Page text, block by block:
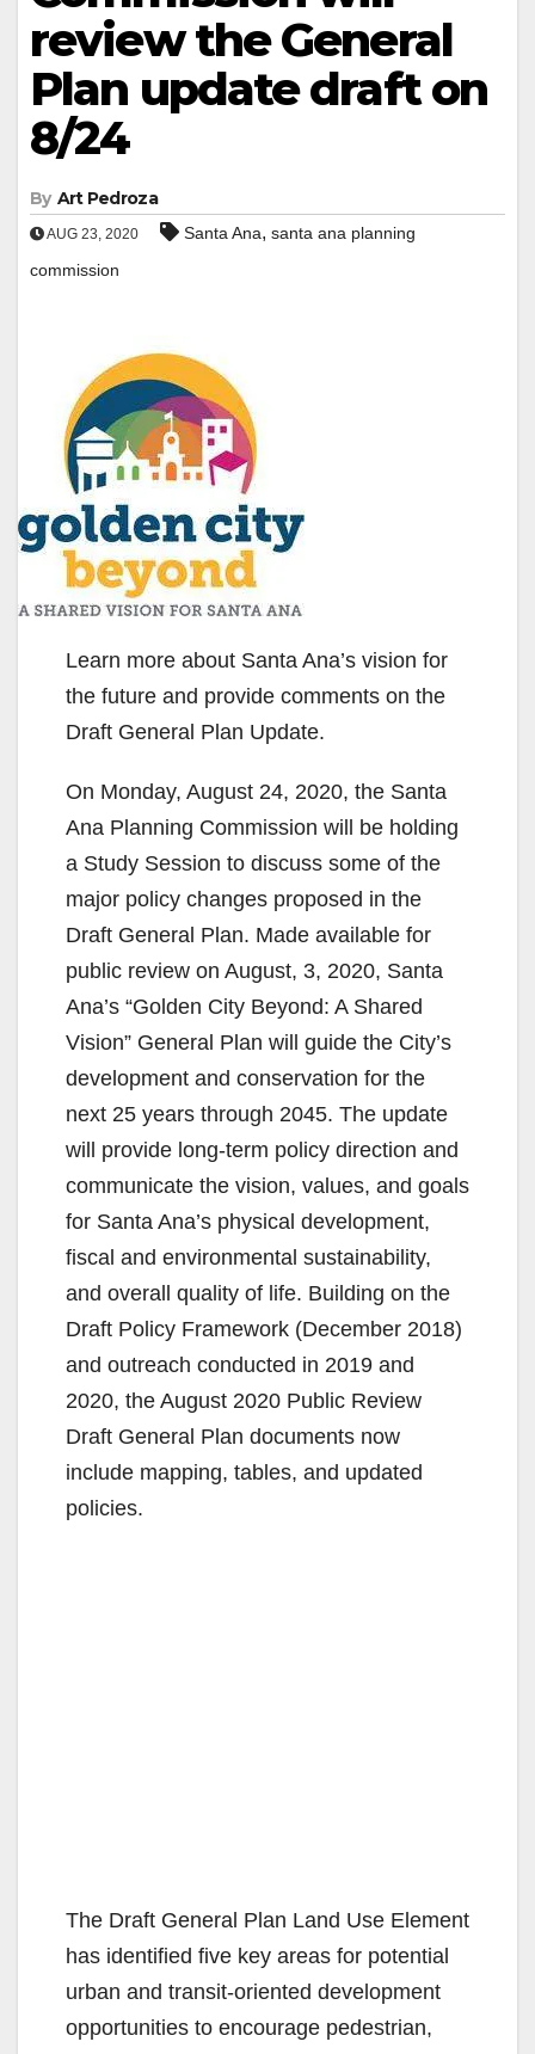
review the General
Plan update draft on
8/24
By Art Pedroza
AUG 23, 2020 Santa Ana, santa ana planning
commission
Learn more about Santa Ana’s vision for
the future and provide comments on the
Draft General Plan Update.
On Monday, August 24, 2020, the Santa
Ana Planning Commission will be holding
a Study Session to discuss some of the
major policy changes proposed in the
Draft General Plan. Made available for
public review on August, 3, 2020, Santa
Ana’s “Golden City Beyond: A Shared
Vision” General Plan will guide the City’s
development and conservation for the
next 25 years through 2045. The update
will provide long-term policy direction and
communicate the vision, values, and goals
for Santa Ana’s physical development,
fiscal and environmental sustainability,
and overall quality of life. Building on the
Draft Policy Framework (December 2018)
and outreach conducted in 2019 and
2020, the August 2020 Public Review
Draft General Plan documents now
include mapping, tables, and updated
policies.
The Draft General Plan Land Use Element
has identified five key areas for potential
urban and transit-oriented development
opportunities to encourage pedestrian,